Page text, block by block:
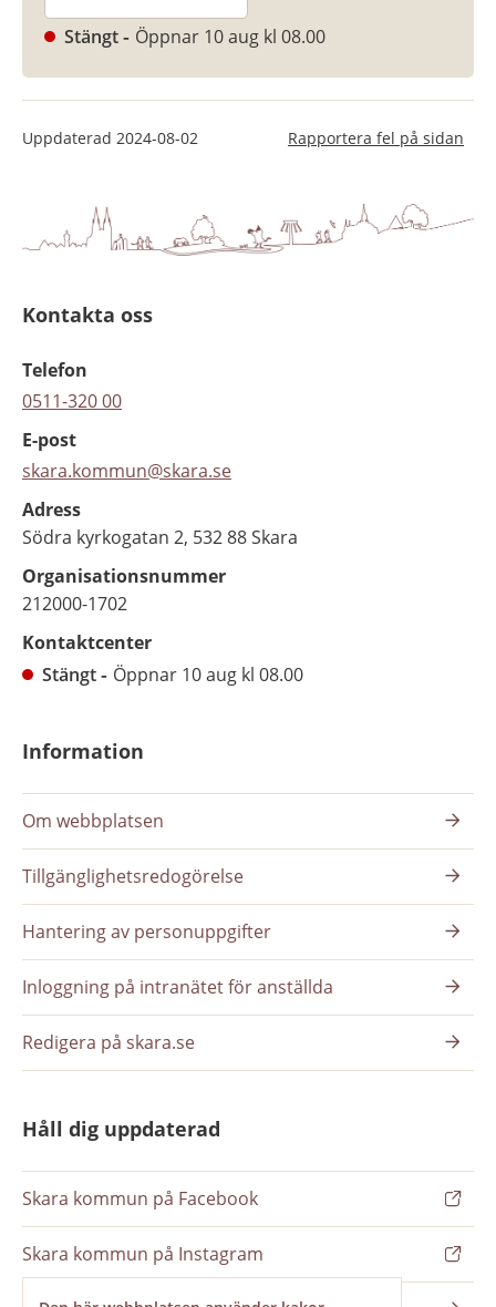
Stängt Öppnar 10 aug kl 08.00
Uppdaterad 2024-08-02 Rapportera fel på sidan
Kontakta oss
Telefon
0511-320 00
E-post
skara.kommun@skara.se
Adress
Södra kyrkogatan 2, 532 88 Skara
Organisationsnummer
212000-1702
Kontaktcenter
Stängt
Öppnar 10 aug kl 08.00
Information
Om webbplatsen
Tillgänglighetsredogörelse
Hantering av personuppgifter
Inloggning på intranätet för anställda
Redigera på skara.se
Håll dig uppdaterad
Skara kommun på Facebook
Skara kommun på Instagram